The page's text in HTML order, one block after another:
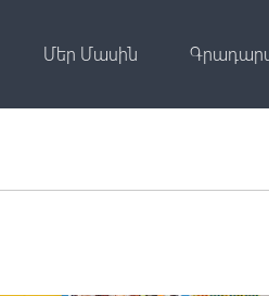
Մեր Մասին